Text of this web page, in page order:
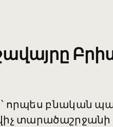
որպես բնական